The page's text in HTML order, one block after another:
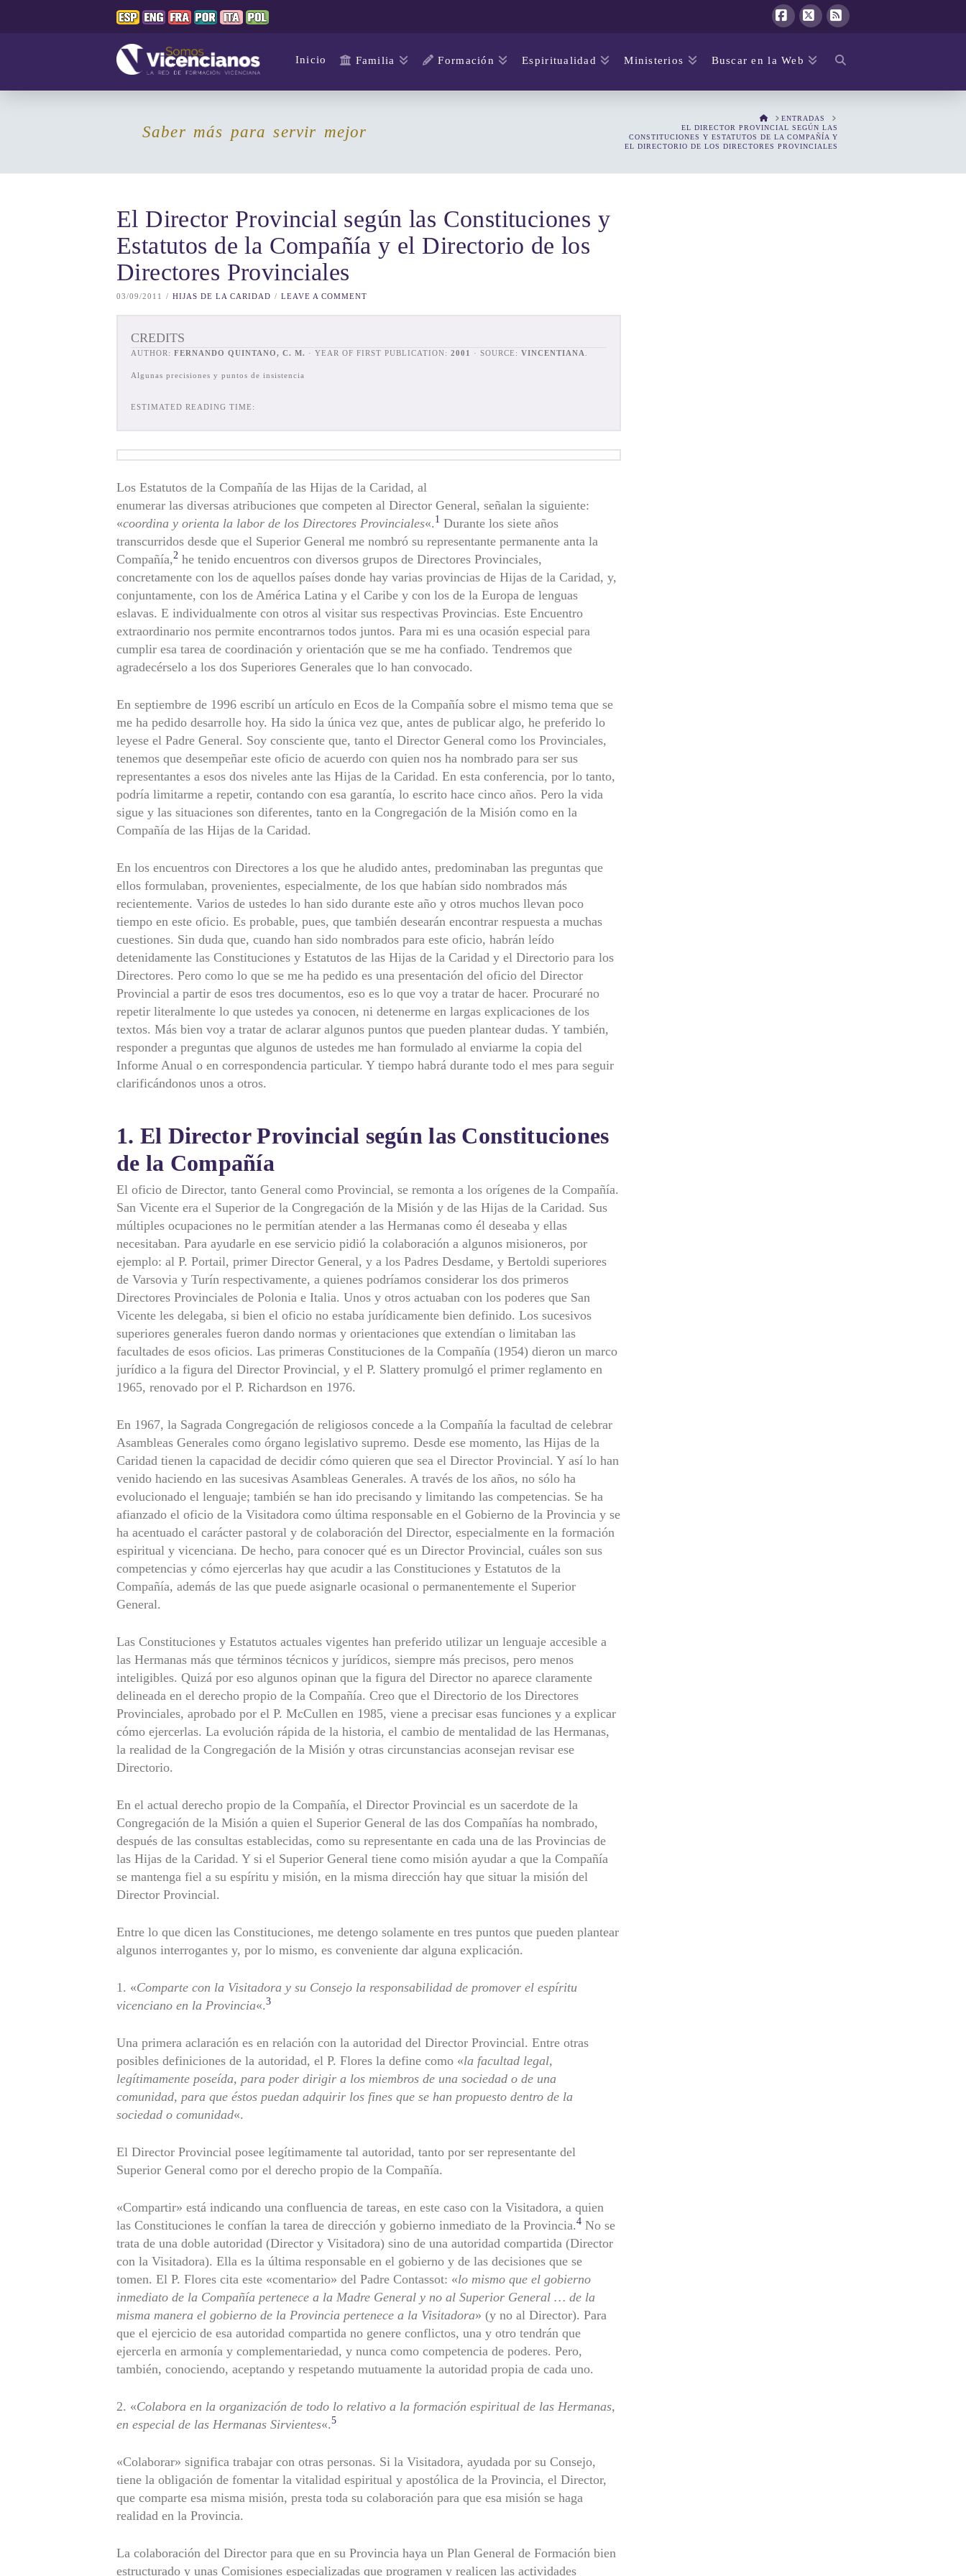
Inicio Familia Formación Espiritualidad Ministerios Buscar en la Web
Saber más para servir mejor
HOMEENTRADAS
EL DIRECTOR PROVINCIAL SEGÚN LAS
CONSTITUCIONES Y ESTATUTOS DE LA COMPAÑÍA Y
EL DIRECTORIO DE LOS DIRECTORES PROVINCIALES
El Director Provincial según las Constituciones y
Estatutos de la Compañía y el Directorio de los
Directores Provinciales
03/09/2011 HIJAS DE LA CARIDAD LEAVE A COMMENT
CREDITS
AUTHOR: FERNANDO QUINTANO, C. M. · YEAR OF FIRST PUBLICATION: 2001 · SOURCE: VINCENTIANA
Algunas precisiones y puntos de insistencia
ESTIMATED READING TIME:
Los Estatutos de la Compañía de las Hijas de la Caridad, al
enumerar las diversas atribuciones que competen al Director General, señalan la siguiente:
«coordina y orienta la labor de los Directores Provinciales«. 1 Durante los siete años
transcurridos desde que el Superior General me nombró su representante permanente anta la
Compañía,2 he tenido encuentros con diversos grupos de Directores Provinciales,
concretamente con los de aquellos países donde hay varias provincias de Hijas de la Caridad, y,
conjuntamente, con los de América Latina y el Caribe y con los de la Europa de lenguas
eslavas. E individualmente con otros al visitar sus respectivas Provincias. Este Encuentro
extraordinario nos permite encontrarnos todos juntos. Para mi es una ocasión especial para
cumplir esa tarea de coordinación y orientación que se me ha confiado. Tendremos que
agradecérselo a los dos Superiores Generales que lo han convocado.
En septiembre de 1996 escribí un artículo en Ecos de la Compañía sobre el mismo tema que se
me ha pedido desarrolle hoy. Ha sido la única vez que, antes de publicar algo, he preferido lo
leyese el Padre General. Soy consciente que, tanto el Director General como los Provinciales,
tenemos que desempeñar este oficio de acuerdo con quien nos ha nombrado para ser sus
representantes a esos dos niveles ante las Hijas de la Caridad. En esta conferencia, por lo tanto,
podría limitarme a repetir, contando con esa garantía, lo escrito hace cinco años. Pero la vida
sigue y las situaciones son diferentes, tanto en la Congregación de la Misión como en la
Compañía de las Hijas de la Caridad.
En los encuentros con Directores a los que he aludido antes, predominaban las preguntas que
ellos formulaban, provenientes, especialmente, de los que habían sido nombrados más
recientemente. Varios de ustedes lo han sido durante este año y otros muchos llevan poco
tiempo en este oficio. Es probable, pues, que también desearán encontrar respuesta a muchas
cuestiones. Sin duda que, cuando han sido nombrados para este oficio, habrán leído
detenidamente las Constituciones y Estatutos de las Hijas de la Caridad y el Directorio para los
Directores. Pero como lo que se me ha pedido es una presentación del oficio del Director
Provincial a partir de esos tres documentos, eso es lo que voy a tratar de hacer. Procuraré no
repetir literalmente lo que ustedes ya conocen, ni detenerme en largas explicaciones de los
textos. Más bien voy a tratar de aclarar algunos puntos que pueden plantear dudas. Y también,
responder a preguntas que algunos de ustedes me han formulado al enviarme la copia del
Informe Anual o en correspondencia particular. Y tiempo habrá durante todo el mes para seguir
clarificándonos unos a otros.
1. El Director Provincial según las Constituciones
de la Compañía
El oficio de Director, tanto General como Provincial, se remonta a los orígenes de la Compañía.
San Vicente era el Superior de la Congregación de la Misión y de las Hijas de la Caridad. Sus
múltiples ocupaciones no le permitían atender a las Hermanas como él deseaba y ellas
necesitaban. Para ayudarle en ese servicio pidió la colaboración a algunos misioneros, por
ejemplo: al P. Portail, primer Director General, y a los Padres Desdame, y Bertoldi superiores
de Varsovia y Turín respectivamente, a quienes podríamos considerar los dos primeros
Directores Provinciales de Polonia e Italia. Unos y otros actuaban con los poderes que San
Vicente les delegaba, si bien el oficio no estaba jurídicamente bien definido. Los sucesivos
superiores generales fueron dando normas y orientaciones que extendían o limitaban las
facultades de esos oficios. Las primeras Constituciones de la Compañía (1954) dieron un marco
jurídico a la figura del Director Provincial, y el P. Slattery promulgó el primer reglamento en
1965, renovado por el P. Richardson en 1976.
En 1967, la Sagrada Congregación de religiosos concede a la Compañía la facultad de celebrar
Asambleas Generales como órgano legislativo supremo. Desde ese momento, las Hijas de la
Caridad tienen la capacidad de decidir cómo quieren que sea el Director Provincial. Y así lo han
venido haciendo en las sucesivas Asambleas Generales. A través de los años, no sólo ha
evolucionado el lenguaje; también se han ido precisando y limitando las competencias. Se ha
afianzado el oficio de la Visitadora como última responsable en el Gobierno de la Provincia y se
ha acentuado el carácter pastoral y de colaboración del Director, especialmente en la formación
espiritual y vicenciana. De hecho, para conocer qué es un Director Provincial, cuáles son sus
competencias y cómo ejercerlas hay que acudir a las Constituciones y Estatutos de la
Compañía, además de las que puede asignarle ocasional o permanentemente el Superior
General.
Las Constituciones y Estatutos actuales vigentes han preferido utilizar un lenguaje accesible a
las Hermanas más que términos técnicos y jurídicos, siempre más precisos, pero menos
inteligibles. Quizá por eso algunos opinan que la figura del Director no aparece claramente
delineada en el derecho propio de la Compañía. Creo que el Directorio de los Directores
Provinciales, aprobado por el P. McCullen en 1985, viene a precisar esas funciones y a explicar
cómo ejercerlas. La evolución rápida de la historia, el cambio de mentalidad de las Hermanas,
la realidad de la Congregación de la Misión y otras circunstancias aconsejan revisar ese
Directorio.
En el actual derecho propio de la Compañía, el Director Provincial es un sacerdote de la
Congregación de la Misión a quien el Superior General de las dos Compañías ha nombrado,
después de las consultas establecidas, como su representante en cada una de las Provincias de
las Hijas de la Caridad. Y si el Superior General tiene como misión ayudar a que la Compañía
se mantenga fiel a su espíritu y misión, en la misma dirección hay que situar la misión del
Director Provincial.
Entre lo que dicen las Constituciones, me detengo solamente en tres puntos que pueden plantear
algunos interrogantes y, por lo mismo, es conveniente dar alguna explicación.
1. «Comparte con la Visitadora y su Consejo la responsabilidad de promover el espíritu
vicenciano en la Provincia«.3
Una primera aclaración es en relación con la autoridad del Director Provincial. Entre otras
posibles definiciones de la autoridad, el P. Flores la define como «la facultad legal,
legítimamente poseída, para poder dirigir a los miembros de una sociedad o de una
comunidad, para que éstos puedan adquirir los fines que se han propuesto dentro de la
sociedad o comunidad«.
El Director Provincial posee legítimamente tal autoridad, tanto por ser representante del
Superior General como por el derecho propio de la Compañía.
«Compartir» está indicando una confluencia de tareas, en este caso con la Visitadora, a quien
las Constituciones le confían la tarea de dirección y gobierno inmediato de la Provincia.4 No se
trata de una doble autoridad (Director y Visitadora) sino de una autoridad compartida (Director
con la Visitadora). Ella es la última responsable en el gobierno y de las decisiones que se
tomen. El P. Flores cita este «comentario» del Padre Contassot: «lo mismo que el gobierno
inmediato de la Compañía pertenece a la Madre General y no al Superior General … de la
misma manera el gobierno de la Provincia pertenece a la Visitadora» (y no al Director). Para
que el ejercicio de esa autoridad compartida no genere conflictos, una y otro tendrán que
ejercerla en armonía y complementariedad, y nunca como competencia de poderes. Pero,
también, conociendo, aceptando y respetando mutuamente la autoridad propia de cada uno.
2. «Colabora en la organización de todo lo relativo a la formación espiritual de las Hermanas,
en especial de las Hermanas Sirvientes«.5
«Colaborar» significa trabajar con otras personas. Si la Visitadora, ayudada por su Consejo,
tiene la obligación de fomentar la vitalidad espiritual y apostólica de la Provincia, el Director,
que comparte esa misma misión, presta toda su colaboración para que esa misión se haga
realidad en la Provincia.
La colaboración del Director para que en su Provincia haya un Plan General de Formación bien
estructurado y unas Comisiones especializadas que programen y realicen las actividades